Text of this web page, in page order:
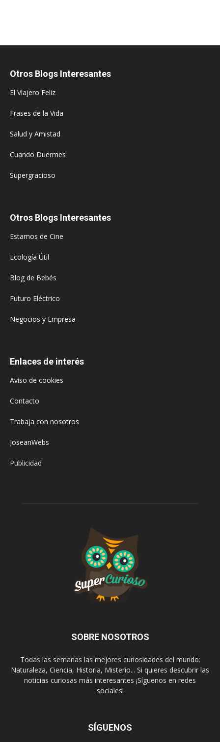
Otros Blogs Interesantes
El Viajero Feliz
Frases de la Vida
Salud y Amistad
Cuando Duermes
Supergracioso
Otros Blogs Interesantes
Estamos de Cine
Ecología Útil
Blog de Bebés
Futuro Eléctrico
Negocios y Empresa
Enlaces de interés
Aviso de cookies
Contacto
Trabaja con nosotros
JoseanWebs
Publicidad
SOBRE NOSOTROS
Todas las semanas las mejores curiosidades del mundo:
Naturaleza, Ciencia, Historia, Misterio... Si quieres descubrir las
noticias curiosas más interesantes ¡Síguenos en redes
sociales!
SÍGUENOS